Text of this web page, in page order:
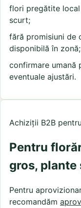
flori pregătite
scurt;
fără promisiuni de
disponibilă în zonă;
confirmare umană
eventuale ajustări.
Achiziții B2B
Pentru
gros, plante
Pentru
recomandăm